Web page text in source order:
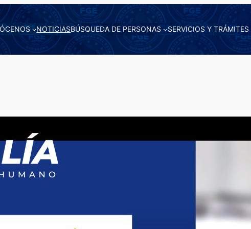
NOTICIASBÚSQUEDA DE PERSONAS SERVICIOS Y TRÁMITES